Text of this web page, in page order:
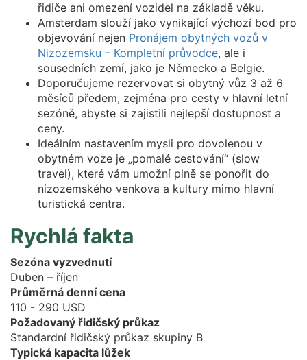
řidiče ani omezení vozidel na základě věku.
Amsterdam slouží jako vynikající výchozí bod pro
objevování nejen Pronájem obytných vozů v
Nizozemsku – Kompletní průvodce, ale i
sousedních zemí, jako je Německo a Belgie.
Doporučujeme rezervovat si obytný vůz 3 až 6
měsíců předem, zejména pro cesty v hlavní letní
sezóně, abyste si zajistili nejlepší dostupnost a
ceny.
Ideálním nastavením mysli pro dovolenou v
obytném voze je „pomalé cestování“ (slow
travel), které vám umožní plně se ponořit do
nizozemského venkova a kultury mimo hlavní
turistická centra.
Rychlá fakta
Sezóna vyzvednutí
Duben – říjen
Průměrná denní cena
110 - 290 USD
Požadovaný řidičský průkaz
Standardní řidičský průkaz skupiny B
Typická kapacita lůžek